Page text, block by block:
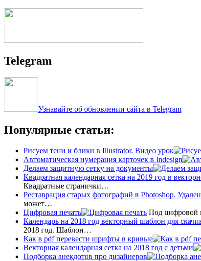
Telegram
Узнавайте об обновлении сайта в Telegram
Популярные статьи:
Рисуем тени и блики в Illustrator. Видео урок
Автоматическая нумерация карточек в Indesign
Делаем защитную сетку на документы
Квадратная календарная сетка на 2019 год в
Квадратные странички…
Реставрация старых фотографий в Photoshop.
может…
Цифровая печать
Под цифровой
Календарь на 2018 год векторный шаблон для
2018 год. Шаблон…
Как в pdf перевести шрифты в кривые
Векторная календарная сетка на 2018 год с детьми
Подборка анекдотов про дизайнеров